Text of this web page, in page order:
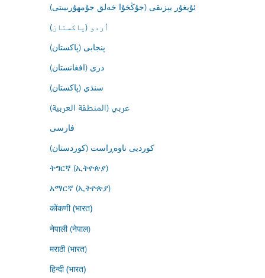
ئۇيغۇر يېزىقى (جۇڭخۇا خەلق جۇمھۇرىيىتى)
اُردو (پاکستان)
پنجابی (پاکستان)
درى (افغانستان)
سنڌي (پاکستان)
عربي (المنطقة العربية)
فارسى
کوردیی ناوەڕاست (کوردستان)
ትግርኛ (ኢትዮጵያ)
አማርኛ (ኢትዮጵያ)
कोंकणी (भारत)
नेपाली (नेपाल)
मराठी (भारत)
हिन्दी (भारत)